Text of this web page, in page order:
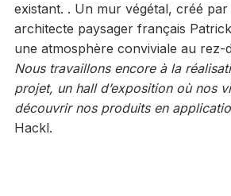
existant. . Un mur végétal, créé
architecte paysager français
une atmosphère conviviale au rez-
Nous travaillons encore à la
projet, un hall d’exposition où nos
découvrir nos produits en
Hackl.